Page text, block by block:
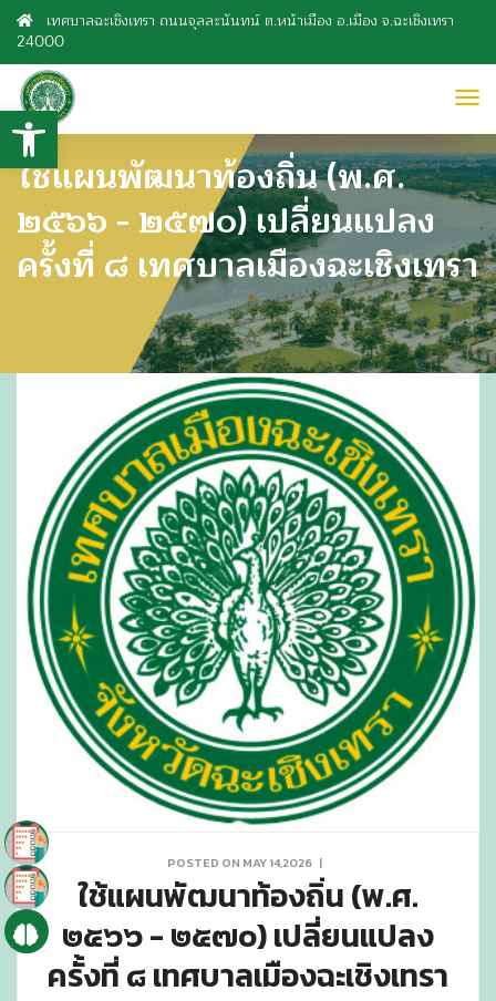
เทศบาลฉะเชิงเทรา ถนนจุลละนันทน์ ต.หน้าเมือง อ.เมือง จ.ฉะเชิงเทรา
24000
ใช้แผนพัฒนาท้องถิ่น (พ.ศ.
๒๕๖๖ - ๒๕๗๐) เปลี่ยนแปลง
ครั้งที่ ๘ เทศบาลเมืองฉะเชิงเทรา
POSTED ON MAY 14,2026 |
ใช้แผนพัฒนาท้องถิ่น (พ.ศ.
๒๕๖๖ - ๒๕๗๐) เปลี่ยนแปลง
ครั้งที่ ๘ เทศบาลเมืองฉะเชิงเทรา
Open toolbar